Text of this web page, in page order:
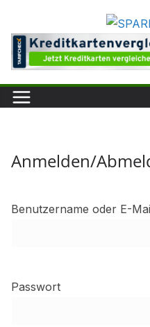
springen
Anmelden/
Benutzername oder E-
Passwort